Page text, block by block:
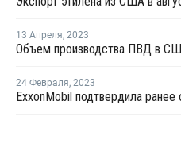
13 Апреля, 2023
Объем производства ПВД в
24 Февраля, 2023